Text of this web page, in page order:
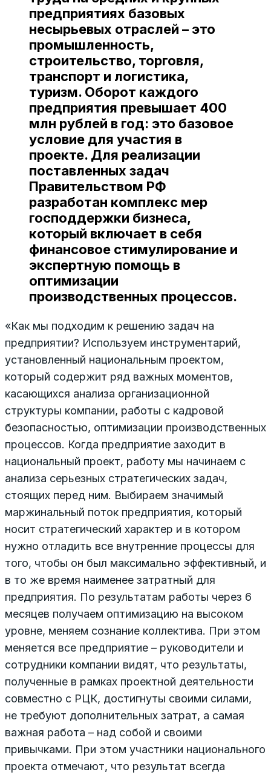
предприятиях базовых
несырьевых отраслей – это
промышленность,
строительство, торговля,
транспорт и логистика,
туризм. Оборот каждого
предприятия превышает 400
млн рублей в год: это базовое
условие для участия в
проекте. Для реализации
поставленных задач
Правительством РФ
разработан комплекс мер
господдержки бизнеса,
который включает в себя
финансовое стимулирование и
экспертную помощь в
оптимизации
производственных процессов.
«Как мы подходим к решению задач на
предприятии? Используем инструментарий,
установленный нацио­нальным проектом,
который содержит ряд важных моментов,
касающихся анализа организационной
структуры компании, работы с кадровой
безопасностью, оптимизации производственных
процессов. Когда предприятие заходит в
национальный проект, работу мы начинаем с
анализа серьезных стратегических задач,
стоящих перед ним. Выбираем значимый
маржинальный поток предприятия, который
носит стратегический характер и в котором
нужно отладить все внутренние процессы для
того, чтобы он был максимально эффективный, и
в то же время наименее затратный для
предприятия. По результатам работы через 6
месяцев получаем оптимизацию на высоком
уровне, меняем сознание коллектива. При этом
меняется все предприятие – руководители и
сотрудники компании видят, что результаты,
полученные в рамках проектной деятельности
совместно с РЦК, достигнуты своими силами,
не требуют дополнительных затрат, а самая
важная работа – над собой и своими
привычками. При этом участники национального
проекта отмечают, что результат всегда